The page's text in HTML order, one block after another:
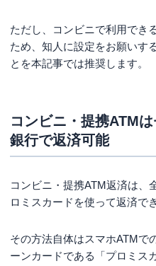
ただし、コンビニで利用でき
ため、知人に設定をお願いす
とを本記事では推奨します。
コンビニ・提携ATM
銀行で返済可能
コンビニ・提携ATM返済は、
ロミスカードを使って返済で
その方法自体はスマホATMで
ーンカードである「プロミス